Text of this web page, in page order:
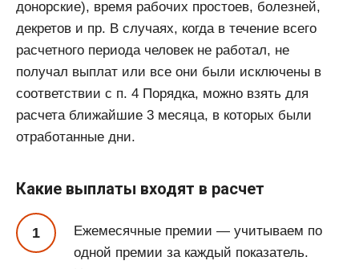
донорские), время рабочих простоев, болезней,
декретов и пр. В случаях, когда в течение всего
расчетного периода человек не работал, не
получал выплат или все они были исключены в
соответствии с п. 4 Порядка, можно взять для
расчета ближайшие 3 месяца, в которых были
отработанные дни.
Какие выплаты входят в расчет
Ежемесячные премии — учитываем по
одной премии за каждый показатель.